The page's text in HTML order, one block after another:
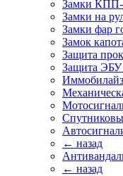
Замки КПП-
Замки на
Замки фар
Замок
Защита
Защита ЭБУ
← назад
← назад